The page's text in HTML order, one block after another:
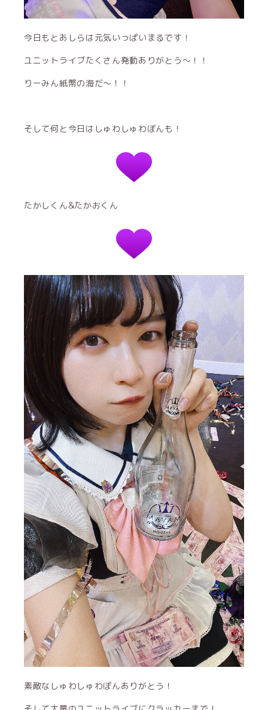
今日もとあしらは元気いっぱいまるです！
ユニットライブたくさん発動ありがとう〜！！
りーみん紙幣の海だ〜！！
そして何と今日はしゅわしゅわぽんも！
たかしくん&たかおくん
素敵なしゅわしゅわぽんありがとう！